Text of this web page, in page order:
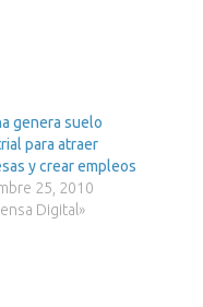
genera suelo
para atraer
y crear empleos
25, 2010
Digital»